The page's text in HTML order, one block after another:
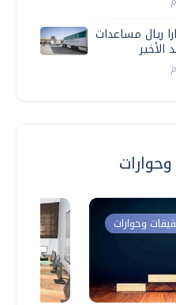
ريال مساعدات
الأخير
وحوارات